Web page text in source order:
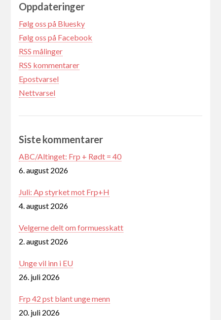
Oppdateringer
Følg oss på Bluesky
Følg oss på Facebook
RSS målinger
RSS kommentarer
Epostvarsel
Nettvarsel
Siste kommentarer
ABC/Altinget: Frp + Rødt = 40
6. august 2026
Juli: Ap styrket mot Frp+H
4. august 2026
Velgerne delt om formuesskatt
2. august 2026
Unge vil inn i EU
26. juli 2026
Frp 42 pst blant unge menn
20. juli 2026